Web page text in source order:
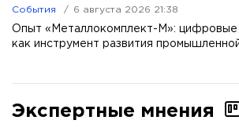
События 6 августа 2026 21:38
Опыт «Металлокомплект-М»:
как инструмент развития
Экспертные мнения